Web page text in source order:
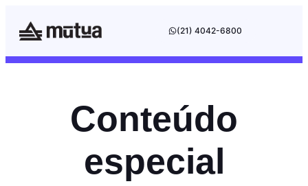
(21) 4042-6800
Conteúdo
especial